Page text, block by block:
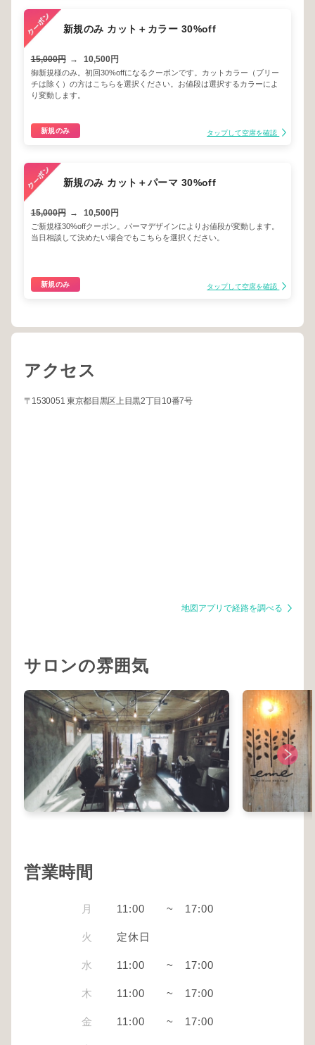
新規のみ カット＋カラー 30%off
15,000円 → 10,500円
御新規様のみ。初回30%offになるクーポンです。カットカラー（ブリー
チは除く）の方はこちらを選択ください。お値段は選択するカラーによ
り変動します。
新規のみ タップして空席を確認
新規のみ カット＋パーマ 30%off
15,000円 → 10,500円
ご新規様30%offクーポン。パーマデザインによりお値段が変動します。
当日相談して決めたい場合でもこちらを選択ください。
新規のみ タップして空席を確認
アクセス
〒1530051 東京都目黒区上目黒2丁目10番7号
地図アプリで経路を調べる
サロンの雰囲気
営業時間
月 11:00 ~ 17:00
火 定休日
水 11:00 ~ 17:00
木 11:00 ~ 17:00
金 11:00 ~ 17:00